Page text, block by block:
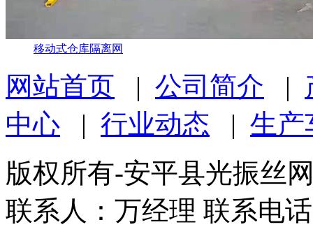
移动式仓库隔离网
网站首页 | 公司简介 |
中心 | 行业动态 | 生产
版权所有-安平县光振丝
联系人：万经理 联系电